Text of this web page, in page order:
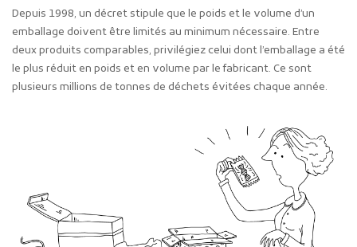
Depuis 1998, un décret stipule que le poids et le volume d’un
emballage doivent être limités au minimum nécessaire. Entre
deux produits comparables, privilégiez celui dont l’emballage a été
le plus réduit en poids et en volume par le fabricant. Ce sont
plusieurs millions de tonnes de déchets évitées chaque année.